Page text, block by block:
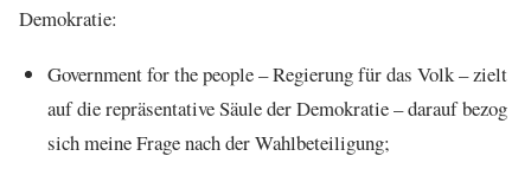
Demokratie:
Government for the people – Regierung für das Volk – zielt
auf die repräsentative Säule der Demokratie – darauf bezog
sich meine Frage nach der Wahlbeteiligung;